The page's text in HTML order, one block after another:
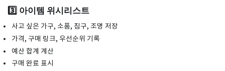
3️⃣ 아이템 위시리스트
사고 싶은 가구, 소품, 침구, 조명 저장
가격, 구매 링크, 우선순위 기록
예산 합계 계산
구매 완료 표시